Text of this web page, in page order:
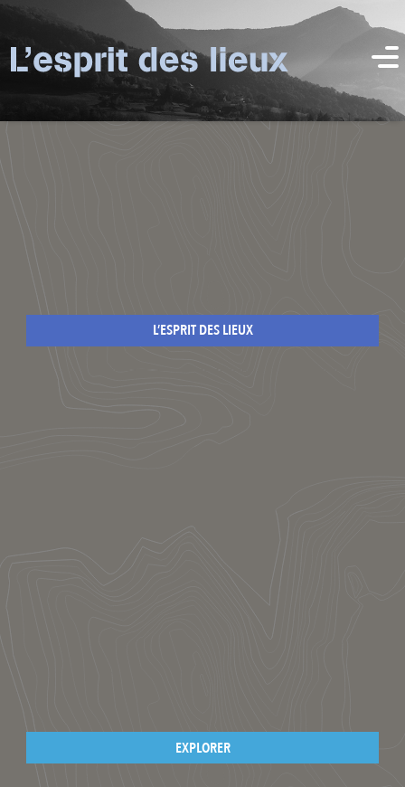
L’ESPRIT DES LIEUX
EXPLORER